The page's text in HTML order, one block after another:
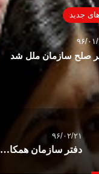
جدید
۰۱/۲۲
صلح سازمان ملل شد
۹۶/۰۲/۲۱
دفتر سازمان همکاری اسلامی در غزه تعطیل شد